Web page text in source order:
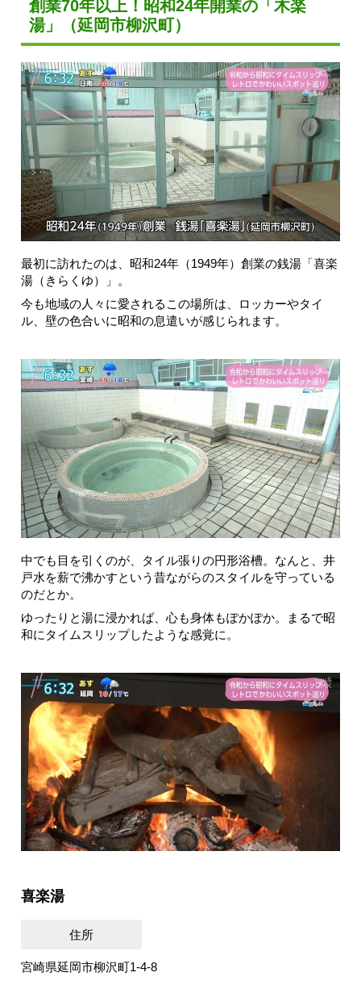
創業70年以上！昭和24年開業の「木楽
湯」（延岡市柳沢町）
最初に訪れたのは、昭和24年（1949年）創業の銭湯「喜楽
湯（きらくゆ）」。
今も地域の人々に愛されるこの場所は、ロッカーやタイ
ル、壁の色合いに昭和の息遣いが感じられます。
中でも目を引くのが、タイル張りの円形浴槽。なんと、井
戸水を薪で沸かすという昔ながらのスタイルを守っている
のだとか。
ゆったりと湯に浸かれば、心も身体もぽかぽか。まるで昭
和にタイムスリップしたような感覚に。
喜楽湯
住所
宮崎県延岡市柳沢町1-4-8